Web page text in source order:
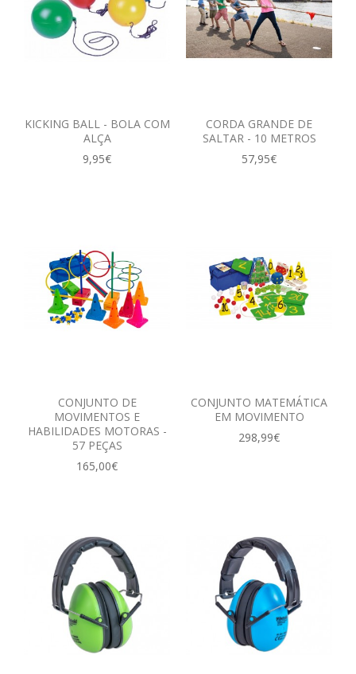
KICKING BALL - BOLA COM
ALÇA
9,95€
CORDA GRANDE DE
SALTAR - 10 METROS
57,95€
CONJUNTO DE
MOVIMENTOS E
HABILIDADES MOTORAS -
57 PEÇAS
165,00€
CONJUNTO MATEMÁTICA
EM MOVIMENTO
298,99€